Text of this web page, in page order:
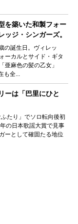
を築いた和製フォー
ッジ・シンガーズ。
の誕生日。ヴィレッ
ーカルとサイド・ギタ
亜麻色の髪の乙女」
全...
ーは「巴里にひと
たり」でソロ転向後初
の日本歌謡大賞で見事
ーとして確固たる地位